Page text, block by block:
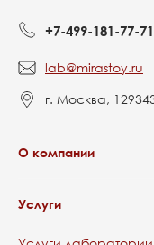
+7-499-181-77-71
lab@mirastoy.ru
г. Москва,
О компании
Услуги